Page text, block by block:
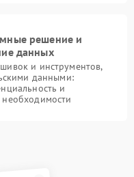
решение и
данных
и инструментов,
данными:
и